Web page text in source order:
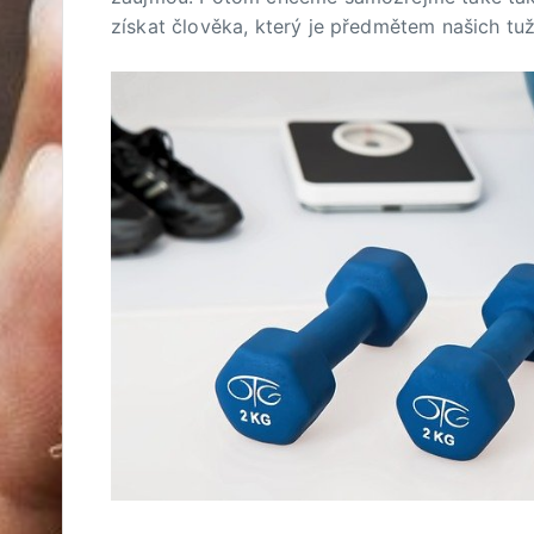
získat člověka, který je předmětem našich